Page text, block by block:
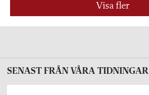
Visa fler
SENAST FRÅN VÅRA TIDNINGAR